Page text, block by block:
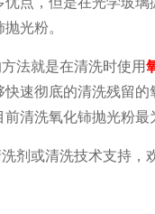
光粉。
法就是在清洗时使用
速彻底的清洗残留
清洗氧化铈抛光粉最
剂或清洗技术支持，